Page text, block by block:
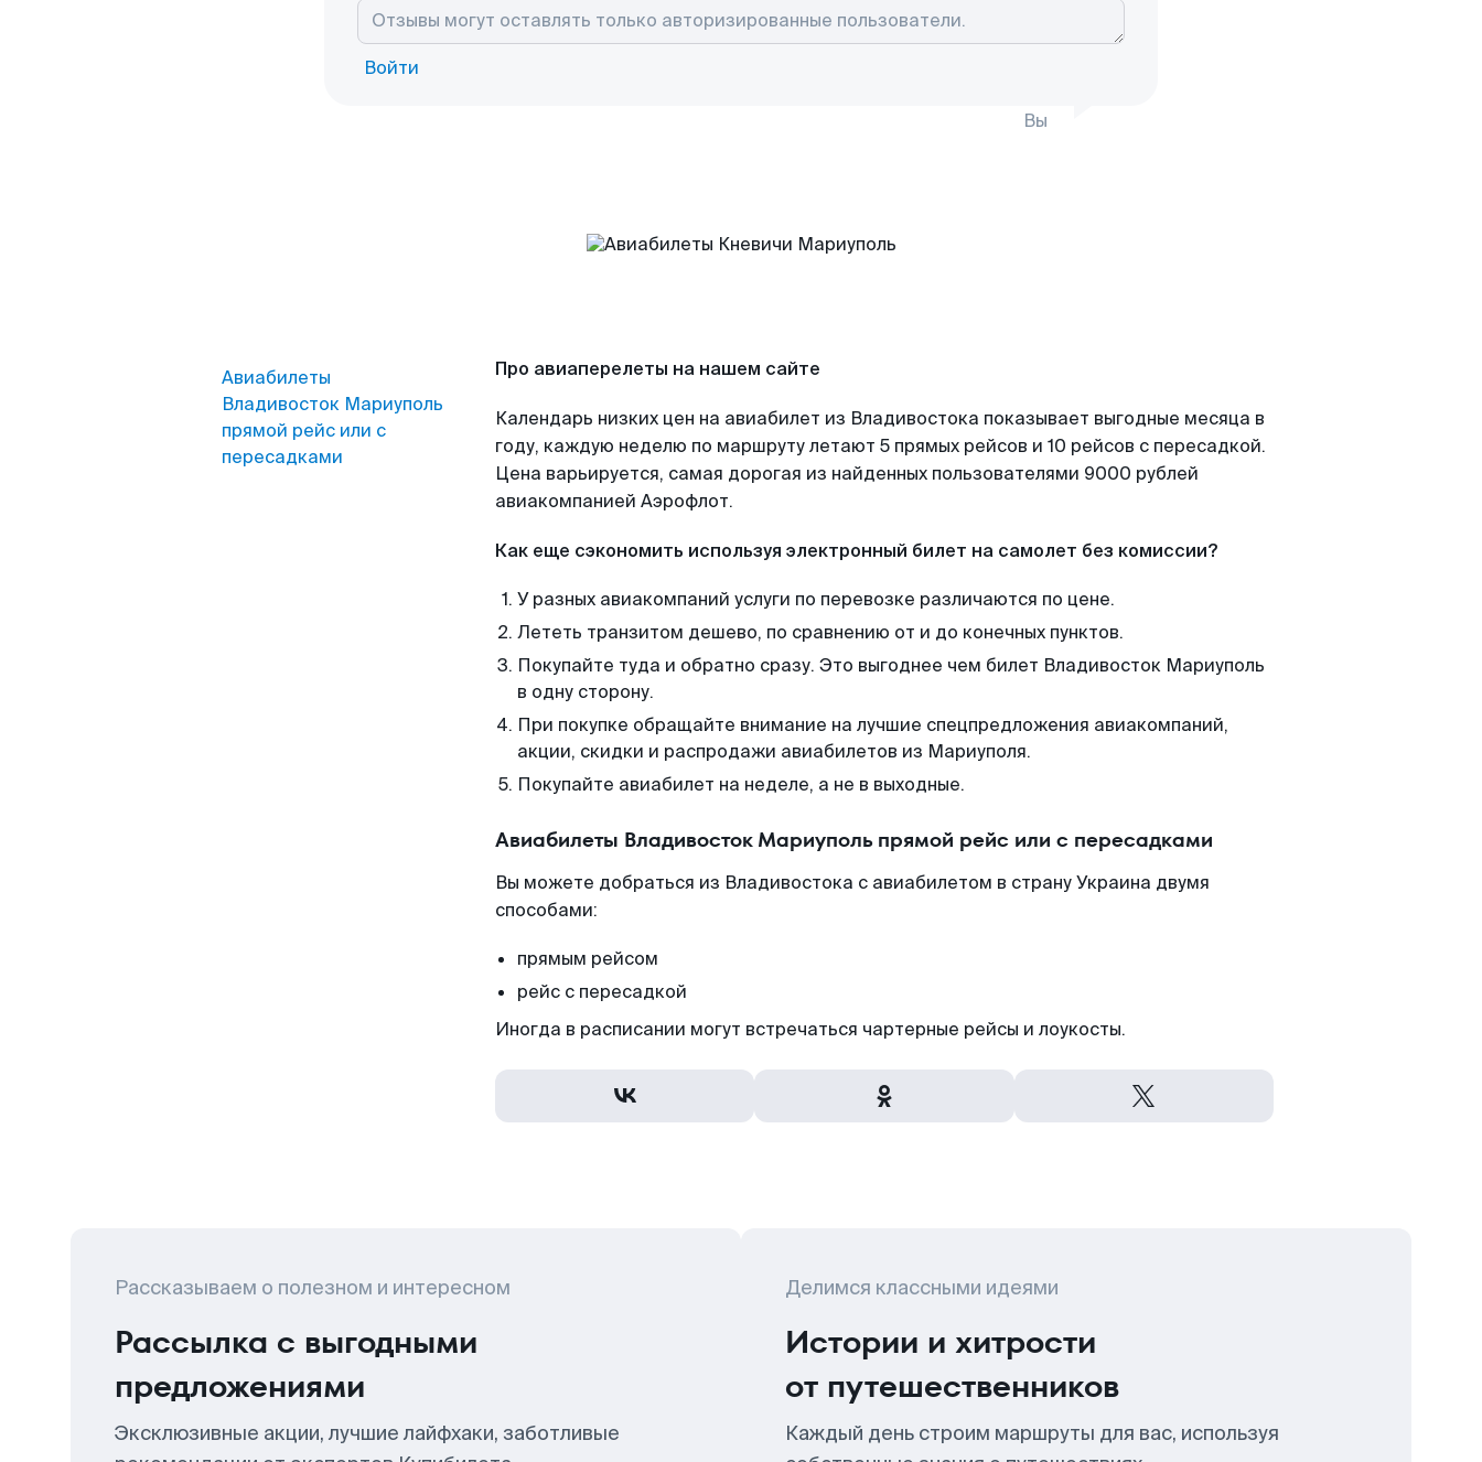
Войти
Вы
Авиабилеты
Владивосток Мариуполь
прямой рейс или с
пересадками
Про авиаперелеты на нашем сайте
Календарь низких цен на авиабилет из Владивостока показывает выгодные месяца в
году, каждую неделю по маршруту летают 5 прямых рейсов и 10 рейсов с пересадкой.
Цена варьируется, самая дорогая из найденных пользователями 9000 рублей
авиакомпанией Аэрофлот.
Как еще сэкономить используя электронный билет на самолет без комиссии?
У разных авиакомпаний услуги по перевозке различаются по цене.
Лететь транзитом дешево, по сравнению от и до конечных пунктов.
Покупайте туда и обратно сразу. Это выгоднее чем билет Владивосток Мариуполь
в одну сторону.
При покупке обращайте внимание на лучшие спецпредложения авиакомпаний,
акции, скидки и распродажи авиабилетов из Мариуполя.
Покупайте авиабилет на неделе, а не в выходные.
Авиабилеты Владивосток Мариуполь прямой рейс или с пересадками
Вы можете добраться из Владивостока с авиабилетом в страну Украина двумя
способами:
прямым рейсом
рейс с пересадкой
Иногда в расписании могут встречаться чартерные рейсы и лоукосты.
Рассказываем о полезном и интересном
Рассылка с выгодными
предложениями
Эксклюзивные акции, лучшие лайфхаки, заботливые
Делимся классными идеями
Истории и хитрости
от путешественников
Каждый день строим маршруты для вас, используя